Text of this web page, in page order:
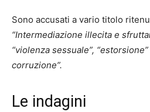
Sono accusati a vario titolo
“Intermediazione illecita e
“violenza sessuale”,
corruzione”.
Le indagini